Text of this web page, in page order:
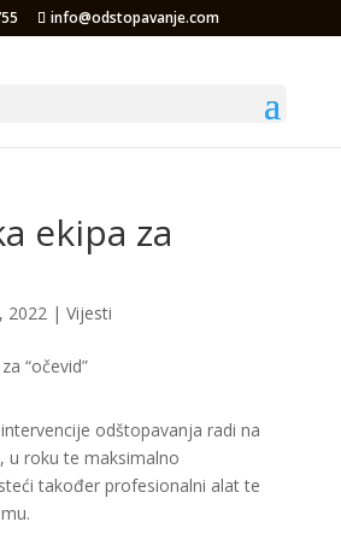
info@odstopavanje.com
ekipa za
2022| Vijesti
odštopavanja radi na
u roku te maksimalno
također profesionalni alat te